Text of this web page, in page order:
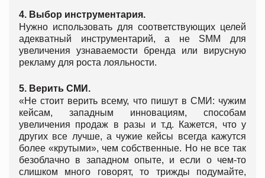
4. Выбор инструментария.
Нужно использовать для соответствующих целей
адекватный инструментарий, а не SMM для
увеличения узнаваемости бренда или вирусную
рекламу для роста лояльности.
5. Верить СМИ.
«Не стоит верить всему, что пишут в СМИ: чужим
кейсам, западным инновациям, способам
увеличения продаж в разы и т.д. Кажется, что у
других все лучше, а чужие кейсы всегда кажутся
более «крутыми», чем собственные. Но не все так
безоблачно в западном опыте, и если о чем-то
слишком много говорят, то трижды подумайте,